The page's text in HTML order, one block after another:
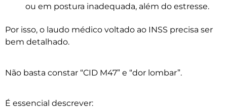
ou em postura inadequada, além do estresse.
Por isso, o laudo médico voltado ao INSS precisa ser
bem detalhado.
Não basta constar “CID M47” e “dor lombar”.
É essencial descrever: